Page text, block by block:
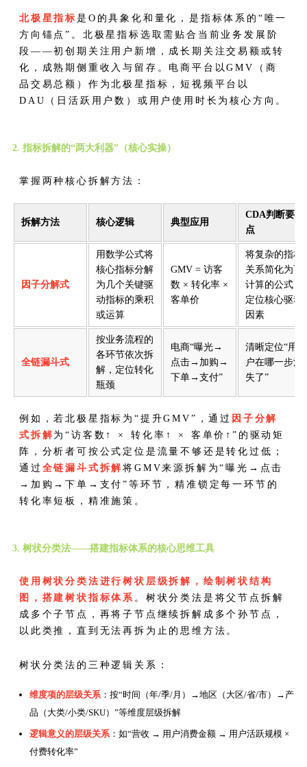
北极星指标 是O的具象化和量化，是指标体系的“唯一
方向锚点”。北极星指标选取需贴合当前业务发展阶
段——初创期关注用户新增，成长期关注交易额或转
化，成熟期侧重收入与留存。电商平台以GMV（商
品交易总额）作为北极星指标，短视频平台以
DAU（日活跃用户数）或用户使用时长为核心方向。
2. 指标拆解的“两大利器”（核心实操）
掌握两种核心拆解方法：
拆解方法 核心逻辑 典型应用
CDA判断要
点
因子分解式
用数学公式将
核心指标分解
为几个关键驱
动指标的乘积
或运算
GMV = 访客
数 × 转化率 ×
客单价
将复杂的指标
关系简化为可
计算的公式，
定位核心驱动
因素
全链漏斗式
按业务流程的
各环节依次拆
解，定位转化
瓶颈
电商“曝光→
点击→加购→
下单→支付”
清晰定位“用
户在哪一步流
失了”
例如，若北极星指标为“提升GMV”，通过 因子分解
式拆解为“访客数↑ × 转化率↑ × 客单价↑”的驱动矩
阵，分析者可按公式定位是流量不够还是转化过低；
通过 全链漏斗式拆解将GMV来源拆解为“曝光→点击
→加购→下单→支付”等环节，精准锁定每一环节的
转化率短板，精准施策。
3. 树状分类法——搭建指标体系的核心思维工具
使用树状分类法进行树状层级拆解，绘制树状结构
图，搭建树状指标体系 。树状分类法是将父节点拆解
成多个子节点，再将子节点继续拆解成多个孙节点，
以此类推，直到无法再拆为止的思维方法。
树状分类法的三种逻辑关系：
维度项的层级关系：按“时间（年/季/月）→地区（大区/省/市）→产
品（大类/小类/SKU）”等维度层级拆解
逻辑意义的层级关系：如“营收 → 用户消费金额 → 用户活跃规模 ×
付费转化率”